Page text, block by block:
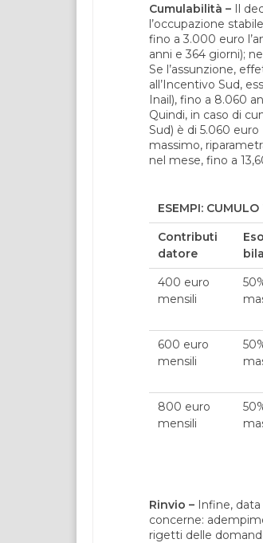
Cumulabilità – Il
l’occupazione
fino a 3.000 euro
anni e 364 giorni);
Se l’assunzione,
all’Incentivo Sud,
Inail), fino a 8.060
Quindi, in caso di
Sud) è di 5.060
massimo,
nel mese, fino a
ESEMPI:
Contributi
datore
400 euro
mensili
600 euro
mensili
800 euro
mensili
Rinvio – Infine,
concerne:
rigetti delle